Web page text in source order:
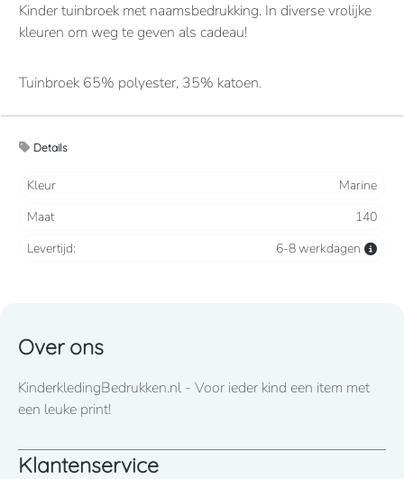
Kinder tuinbroek met naamsbedrukking. In diverse vrolijke
kleuren om weg te geven als cadeau!
Tuinbroek 65% polyester, 35% katoen.
Verkrijgbaar vanaf maat 86 t/m 164
Wij drukken standaard met lettertype CooperBlack
Details
Kleur
Marine
Maat
140
Levertijd:
6-8 werkdagen
Over ons
KinderkledingBedrukken.nl - Voor ieder kind een item met
een leuke print!
Klantenservice